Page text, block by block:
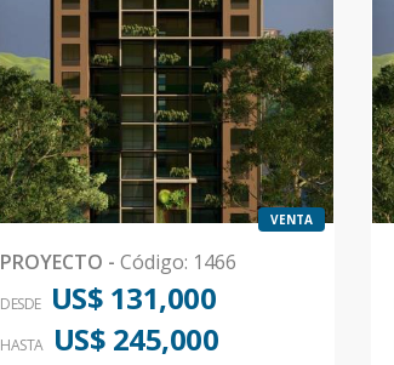
VENTA
PROYECTO - Código: 1466
DESDE US$ 131,000
HASTA US$ 245,000